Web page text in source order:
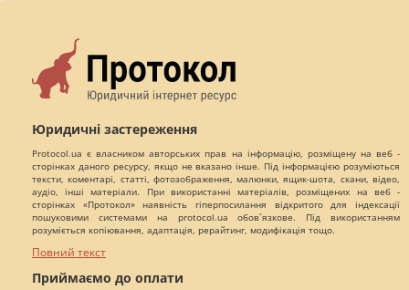
Юридичні застереження
Protocol.ua є власником авторських прав на інформацію, розміщену на веб -
сторінках даного ресурсу, якщо не вказано інше. Під інформацією розуміються
тексти, коментарі, статті, фотозображення, малюнки, ящик-шота, скани, відео,
аудіо, інші матеріали. При використанні матеріалів, розміщених на веб -
сторінках «Протокол» наявність гіперпосилання відкритого для індексації
пошуковими системами на protocol.ua обов`язкове. Під використанням
розуміється копіювання, адаптація, рерайтинг, модифікація тощо.
Повний текст
Приймаємо до оплати